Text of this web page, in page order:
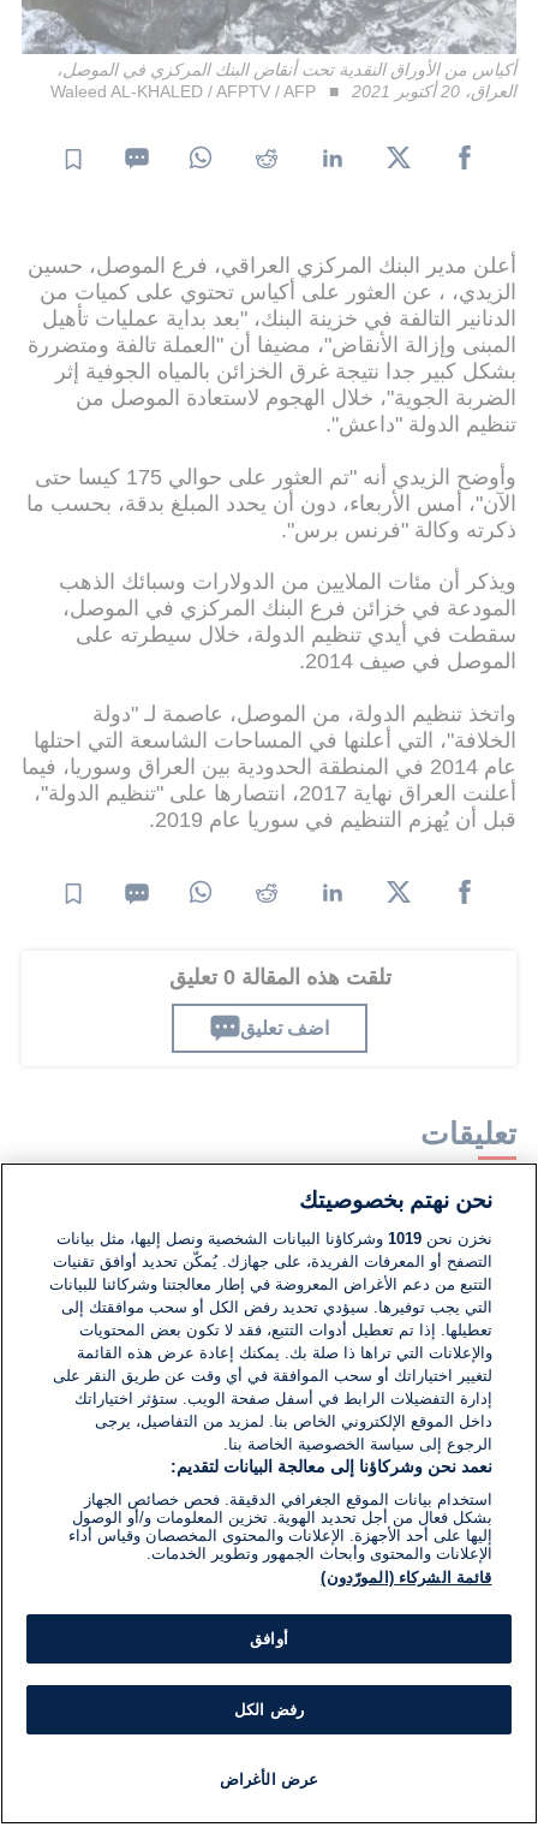
أكياس من الأوراق النقدية تحت أنقاض البنك المركزي في الموصل،
العراق، 20 أكتوبر 2021
Waleed AL-KHALED / AFPTV / AFP
أعلن مدير البنك المركزي العراقي، فرع الموصل، حسين
الزيدي، ، عن العثور على أكياس تحتوي على كميات من
الدنانير التالفة في خزينة البنك، "بعد بداية عمليات تأهيل
المبنى وإزالة الأنقاض"، مضيفا أن "العملة تالفة ومتضررة
بشكل كبير جدا نتيجة غرق الخزائن بالمياه الجوفية إثر
الضربة الجوية"، خلال الهجوم لاستعادة الموصل من
تنظيم الدولة "داعش".
وأوضح الزيدي أنه "تم العثور على حوالي 175 كيسا حتى
الآن"، أمس الأربعاء، دون أن يحدد المبلغ بدقة، بحسب ما
ذكرته وكالة "فرنس برس".
ويذكر أن مئات الملايين من الدولارات وسبائك الذهب
المودعة في خزائن فرع البنك المركزي في الموصل،
سقطت في أيدي تنظيم الدولة، خلال سيطرته على
الموصل في صيف 2014.
واتخذ تنظيم الدولة، من الموصل، عاصمة لـ "دولة
الخلافة"، التي أعلنها في المساحات الشاسعة التي احتلها
عام 2014 في المنطقة الحدودية بين العراق وسوريا، فيما
أعلنت العراق نهاية 2017، انتصارها على "تنظيم الدولة"،
قبل أن يُهزم التنظيم في سوريا عام 2019.
تلقت هذه المقالة 0 تعليق
اضف تعليق
تعليقات
لا توجد تعليقات مكتوبة حتى الآن. كن الأول!
اكتب تعليقًا جديدًا ...
نحن نهتم بخصوصيتك
نخزن نحن1019 وشركاؤنا البيانات الشخصية ونصل إليها، مثل بيانات
التصفح أو المعرفات الفريدة، على جهازك. يُمكّن تحديد أوافق تقنيات
التتبع من دعم الأغراض المعروضة في إطار معالجتنا وشركائنا للبيانات
التي يجب توفيرها. سيؤدي تحديد رفض الكل أو سحب موافقتك إلى
تعطيلها. إذا تم تعطيل أدوات التتبع، فقد لا تكون بعض المحتويات
والإعلانات التي تراها ذا صلة بك. يمكنك إعادة عرض هذه القائمة
لتغيير اختياراتك أو سحب الموافقة في أي وقت عن طريق النقر على
إدارة التفضيلات الرابط في أسفل صفحة الويب. ستؤثر اختياراتك
داخل الموقع الإلكتروني الخاص بنا. لمزيد من التفاصيل، يرجى
الرجوع إلى سياسة الخصوصية الخاصة بنا.
نعمد نحن وشركاؤنا إلى معالجة البيانات لتقديم:
استخدام بيانات الموقع الجغرافي الدقيقة. فحص خصائص الجهاز
بشكل فعال من أجل تحديد الهوية. تخزين المعلومات و/أو الوصول
إليها على أحد الأجهزة. الإعلانات والمحتوى المخصصان وقياس أداء
الإعلانات والمحتوى وأبحاث الجمهور وتطوير الخدمات.
قائمة الشركاء (المورّدون)
أوافق
رفض الكل
عرض الأغراض